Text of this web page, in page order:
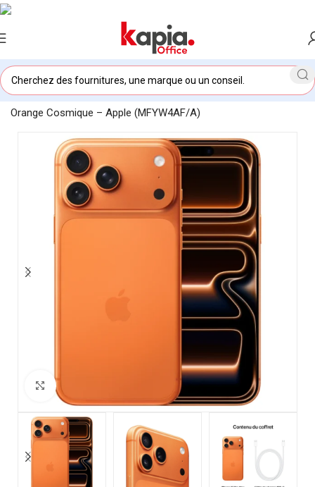
Accueil/KAPIA OFFICE MAROC/iPhone 17 Pro Max 1To
Orange Cosmique – Apple (MFYW4AF/A)
Click to enlarge